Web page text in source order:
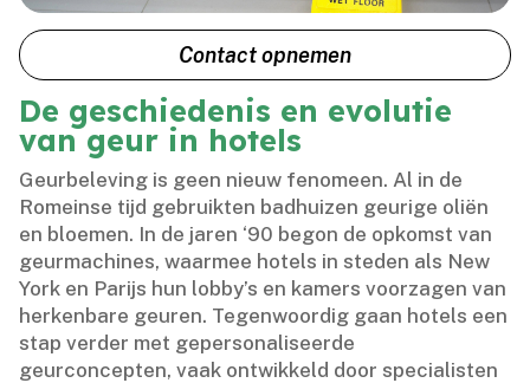
Contact opnemen
De geschiedenis en evolutie
van geur in hotels
Geurbeleving is geen nieuw fenomeen.​ Al in de
Romeinse tijd gebruikten badhuizen geurige oliën
en bloemen.​ In de jaren ‘90 begon de opkomst van
geurmachines, waarmee hotels in steden als New
York en Parijs hun lobby’s en kamers voorzagen van
herkenbare geuren.​ Tegenwoordig gaan hotels een
stap verder met gepersonaliseerde
geurconcepten, vaak ontwikkeld door specialisten